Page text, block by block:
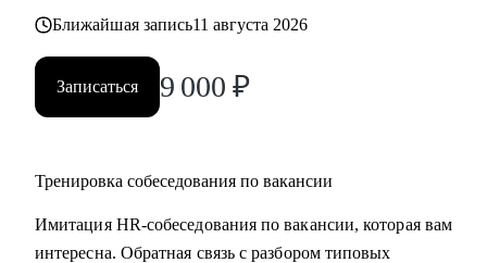
Ближайшая запись11 августа 2026
Записаться 9 000 ₽
Тренировка собеседования по вакансии
Имитация HR-собеседования по вакансии, которая вам
интересна. Обратная связь с разбором типовых